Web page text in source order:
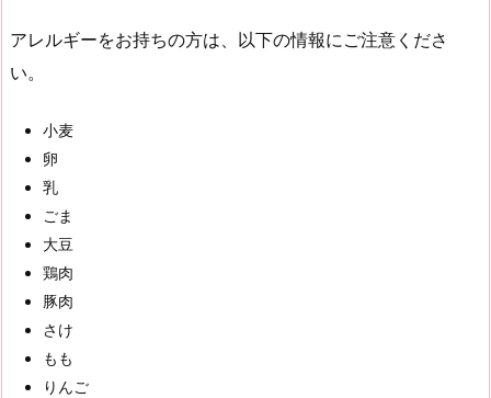
アレルギーをお持ちの方は、以下の情報にご注意くださ
い。
小麦
卵
乳
ごま
大豆
鶏肉
豚肉
さけ
もも
りんご